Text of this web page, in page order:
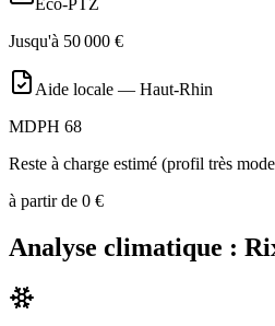
Éco-PTZ
Jusqu'à 50 000 €
Aide locale — Haut-Rhin
MDPH 68
Reste à charge estimé (profil très
à partir de 0 €
Analyse climatique :